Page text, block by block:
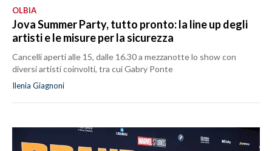
OLBIA
Jova Summer Party, tutto pronto: la line up degli
artisti e le misure per la sicurezza
Cancelli aperti alle 15, dalle 16.30 a mezzanotte lo show con
diversi artisti coinvolti, tra cui Gabry Ponte
Ilenia Giagnoni